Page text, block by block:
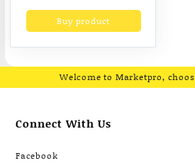
Goolgle Play Store
รีโมทสั่งงานด้วยเสียง
was:
฿8,999.00.
is:
฿3,799.00.Buy product
Welcome to Marketpro,
Connect With Us
Facebook